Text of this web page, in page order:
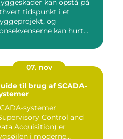
kan opstå på
tidspunkt i et
og
kan hurt...
07. nov
til brug af SCADA-
systemer
Control and
Acquisition) er
i moderne